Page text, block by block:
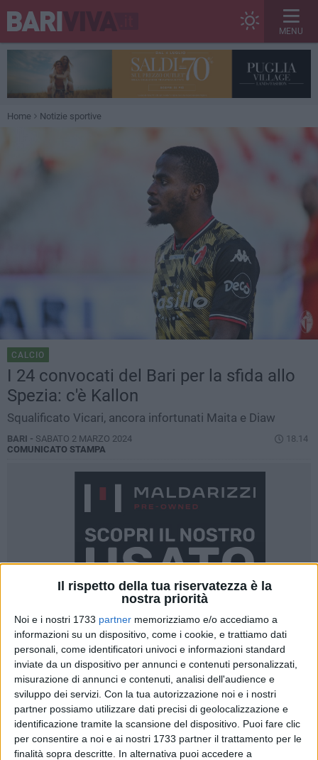
Il rispetto della tua riservatezza è la
nostra priorità
Noi e i nostri 1733 partner memorizziamo e/o accediamo a
informazioni su un dispositivo, come i cookie, e trattiamo dati
personali, come identificatori univoci e informazioni standard
inviate da un dispositivo per annunci e contenuti personalizzati,
misurazione di annunci e contenuti, analisi dell'audience e
sviluppo dei servizi. Con la tua autorizzazione noi e i nostri
partner possiamo utilizzare dati precisi di geolocalizzazione e
identificazione tramite la scansione del dispositivo. Puoi fare clic
per consentire a noi e ai nostri 1733 partner il trattamento per le
finalità sopra descritte. In alternativa puoi accedere a
MENU
Home Notizie sportive
CALCIO
I 24 convocati del Bari per la sfida allo
Spezia: c'è Kallon
Squalificato Vicari, ancora infortunati Maita e Diaw
BARI - SABATO 2 MARZO 2024
18.14
COMUNICATO STAMPA
9
Il Bari di misterBeppe Iachini si prepara a far visita al
Catanzaro in occasione del turno infrasettimanale valido per